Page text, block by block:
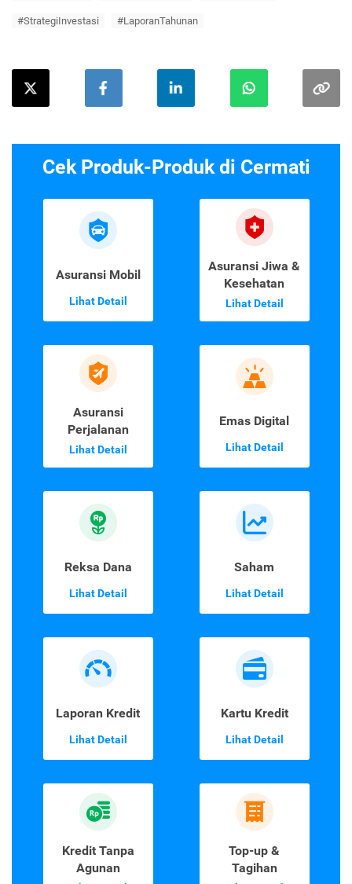
#StrategiInvestasi #LaporanTahunan
Cek Produk-Produk di Cermati
Asuransi Mobil
Lihat Detail
Asuransi Jiwa &
Kesehatan
Lihat Detail
Asuransi
Perjalanan
Lihat Detail
Emas Digital
Lihat Detail
Reksa Dana
Lihat Detail
Saham
Lihat Detail
Laporan Kredit
Lihat Detail
Kartu Kredit
Lihat Detail
Kredit Tanpa
Agunan
Top-up &
Tagihan